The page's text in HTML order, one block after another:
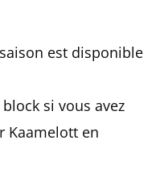
est disponible
si vous avez
Kaamelott en